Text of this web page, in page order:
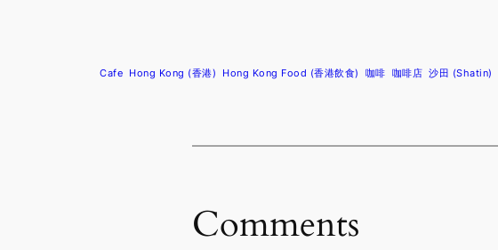
Cafe Hong Kong (香港) Hong Kong Food (香港飲食) 咖啡 咖啡店 沙田 (Shatin)
Comments